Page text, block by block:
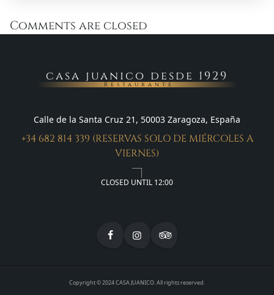
Comments are closed
casa juanico desde 1929
Restaurante
Calle de la Santa Cruz 21, 50003 Zaragoza, España
+34 682 814 339 (RESERVAS SOLO DE MIÉRCOLES A
VIERNES)
CLOSED UNTIL 12:00
Copyright © 2024 CASA JUANICO. All rights reserved.